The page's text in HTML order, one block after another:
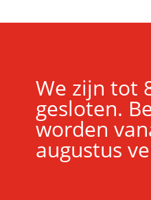
We zijn tot
gesloten.
worden
augustus